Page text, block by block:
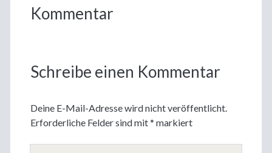
Kommentar
Schreibe einen Kommentar
Deine E-Mail-Adresse wird nicht veröffentlicht.
Erforderliche Felder sind mit* markiert